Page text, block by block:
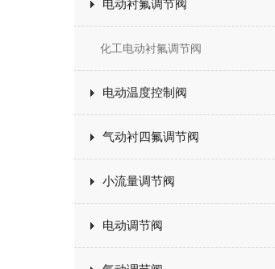
电动衬氟调节阀
化工电动衬氟调节阀
电动温度控制阀
气动衬四氟调节阀
小流量调节阀
电动调节阀